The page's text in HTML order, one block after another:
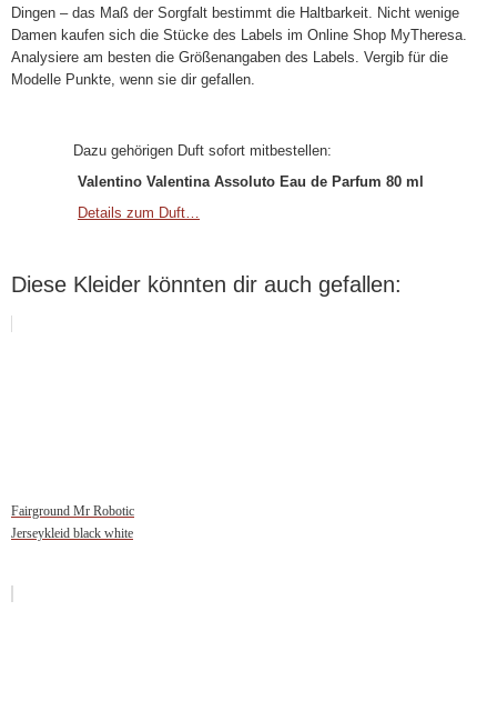
Dingen – das Maß der Sorgfalt bestimmt die Haltbarkeit. Nicht wenige
Damen kaufen sich die Stücke des Labels im Online Shop MyTheresa.
Analysiere am besten die Größenangaben des Labels. Vergib für die
Modelle Punkte, wenn sie dir gefallen.
Dazu gehörigen Duft sofort mitbestellen:
Valentino Valentina Assoluto Eau de Parfum 80 ml
Details zum Duft…
Diese Kleider könnten dir auch gefallen:
Fairground Mr Robotic
Jerseykleid black white